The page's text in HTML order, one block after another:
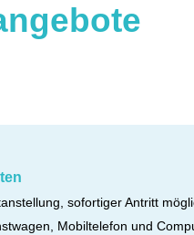
sofortiger Antritt
Mobiltelefon und